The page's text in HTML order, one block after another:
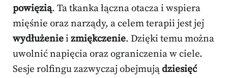
powięzią. Ta tkanka łączna otacza i wspiera
mięśnie oraz narządy, a celem terapii jest jej
wydłużeniei zmiękczenie. Dzięki temu można
uwolnić napięcia oraz ograniczenia w ciele.
Sesje rolfingu zazwyczaj obejmujądziesięć